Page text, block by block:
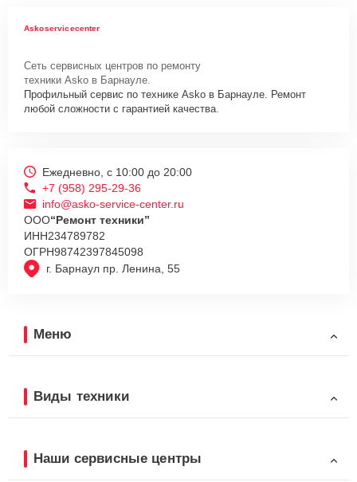
Askoservicecenter
Сеть сервисных центров по ремонту
техники Asko в Барнауле.
Профильный сервис по технике Asko в Барнауле. Ремонт
любой сложности с гарантией качества.
г. Барнаул пр. Ленина, 55
Ежедневно, с 10:00 до 20:00
+7 (958) 295-29-36
info@asko-service-center.ru
ООО“Ремонт техники”
ИНН234789782
ОГРН98742397845098
Меню
Виды техники
Наши сервисные центры